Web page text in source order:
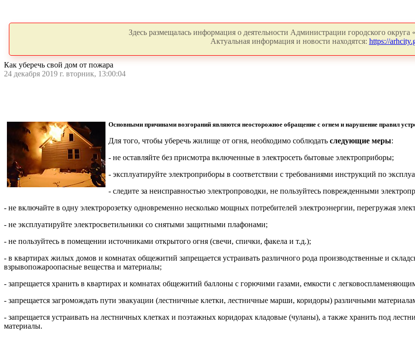
Здесь размещалась информация о деятельности Администрации городского округа
Актуальная информация и новости находятся: https://
Как уберечь свой дом от пожара
24 декабря 2019 г. вторник, 13:00:04
Основными причинами возгораний являются неосторожное обращение с огнем и нарушение правил
Для того, чтобы уберечь жилище от огня, необходимо соблюдать следующие меры:
- не оставляйте без присмотра включенные в электросеть бытовые электроприборы;
- эксплуатируйте электроприборы в соответствии с требованиями инструкций по
- следите за неисправностью электропроводки, не пользуйтесь поврежденными
- не включайте в одну электророзетку одновременно несколько мощных потребителей электроэнергии, перегружая
- не эксплуатируйте электросветильники со снятыми защитными плафонами;
- не пользуйтесь в помещении источниками открытого огня (свечи, спички, факела и т.д.);
- в квартирах жилых домов и комнатах общежитий запрещается устраивать различного рода производственные и
взрывопожароопасные вещества и материалы;
- запрещается хранить в квартирах и комнатах общежитий баллоны с горючими газами, емкости с
- запрещается загромождать пути эвакуации (лестничные клетки, лестничные марши, коридоры) различными
- запрещается устраивать на лестничных клетках и поэтажных коридорах кладовые (чуланы), а также хранить под
материалы.